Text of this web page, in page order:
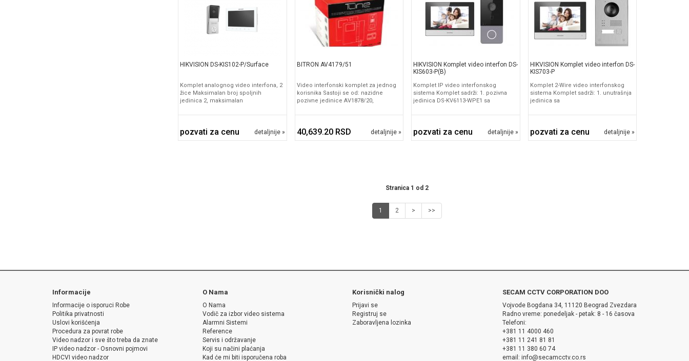
HIKVISION DS-KIS102-P/Surface
Komplet analognog video interfona, 2
žice Maksimalan broj spoljnih
jedinica 2, maksimalan
pozvati za cenu detaljnije »
BITRON AV4179/51
Video interfonski komplet za jednog
korisnika Sastoji se od: nazidne
pozivne jedinice AV1878/20,
40,639.20 RSD detaljnije »
HIKVISION Komplet video interfon DS-
KIS603-P(B)
Komplet IP video interfonskog
sistema Komplet sadrži: 1. pozivna
jedinica DS-KV6113-WPE1 sa
pozvati za cenu detaljnije »
HIKVISION Komplet video interfon DS-
KIS703-P
Komplet 2-Wire video interfonskog
sistema Komplet sadrži: 1. unutrašnja
jedinica sa
pozvati za cenu detaljnije »
Stranica 1 od 2
1 2 > >>
Informacije
Informacije o isporuci Robe
Politika privatnosti
Uslovi korišćenja
Procedura za povrat robe
Video nadzor i sve što treba da znate
IP video nadzor - Osnovni pojmovi
HDCVI video nadzor
O Nama
O Nama
Vodič za izbor video sistema
Alarmni Sistemi
Reference
Servis i održavanje
Koji su načini plaćanja
Kad će mi biti isporučena roba
Korisnički nalog
Prijavi se
Registruj se
Zaboravljena lozinka
SECAM CCTV CORPORATION DOO
Vojvode Bogdana 34, 11120 Beograd Zvezdara
Radno vreme: ponedeljak - petak: 8 - 16 časova
Telefoni:
+381 11 4000 460
+381 11 241 81 81
+381 11 380 60 74
email: info@secamcctv.co.rs